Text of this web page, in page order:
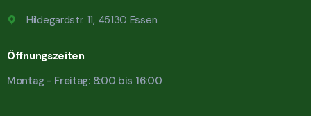
Hildegardstr. 11, 45130 Essen
Öffnungszeiten
Montag - Freitag: 8:00 bis 16:00